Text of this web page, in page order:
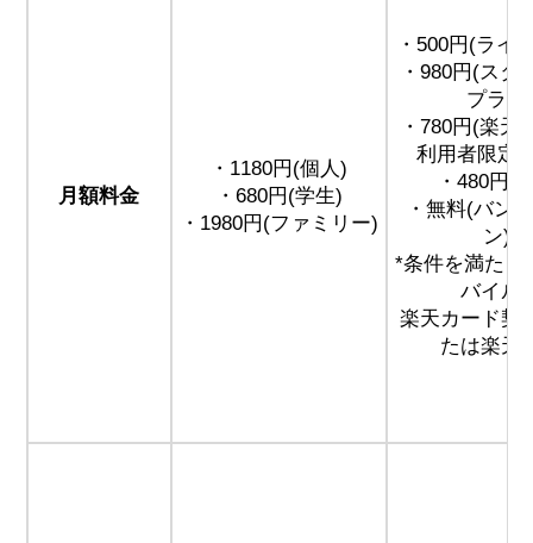
月額料金
・1180円(個人)
・680円(学生)
・1980円(ファミリー)
・500円(ライ
・980円(スタ
プラン)
・780円(楽天
利用者限定
・480円(
・無料(バン
ン)*
*条件を満たし
バイル
楽天カード契
たは楽天